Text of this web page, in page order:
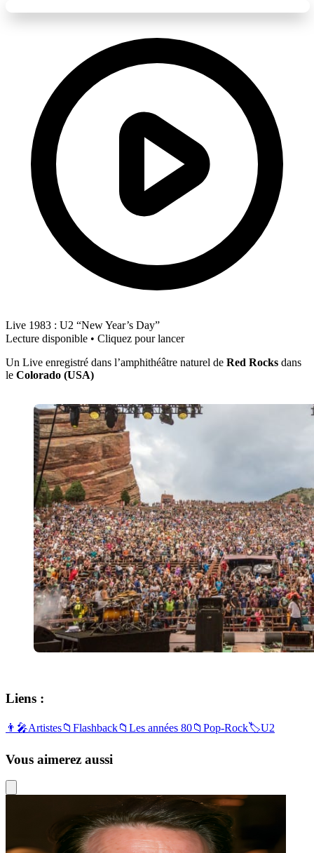
Live 1983 : U2 “New Year’s Day”
Lecture disponible • Cliquez pour lancer
Un Live enregistré dans l’amphithéâtre naturel de Red Rocks dans
le Colorado (USA)
Liens :
👨‍🎤Artistes📁 Flashback📁 Les années 80📁 Pop-Rock🏷️U2
Vous aimerez aussi